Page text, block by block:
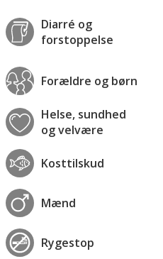
Diarré og
forstoppelse
Forældre og børn
Helse, sundhed
og velvære
Kosttilskud
Mænd
Rygestop